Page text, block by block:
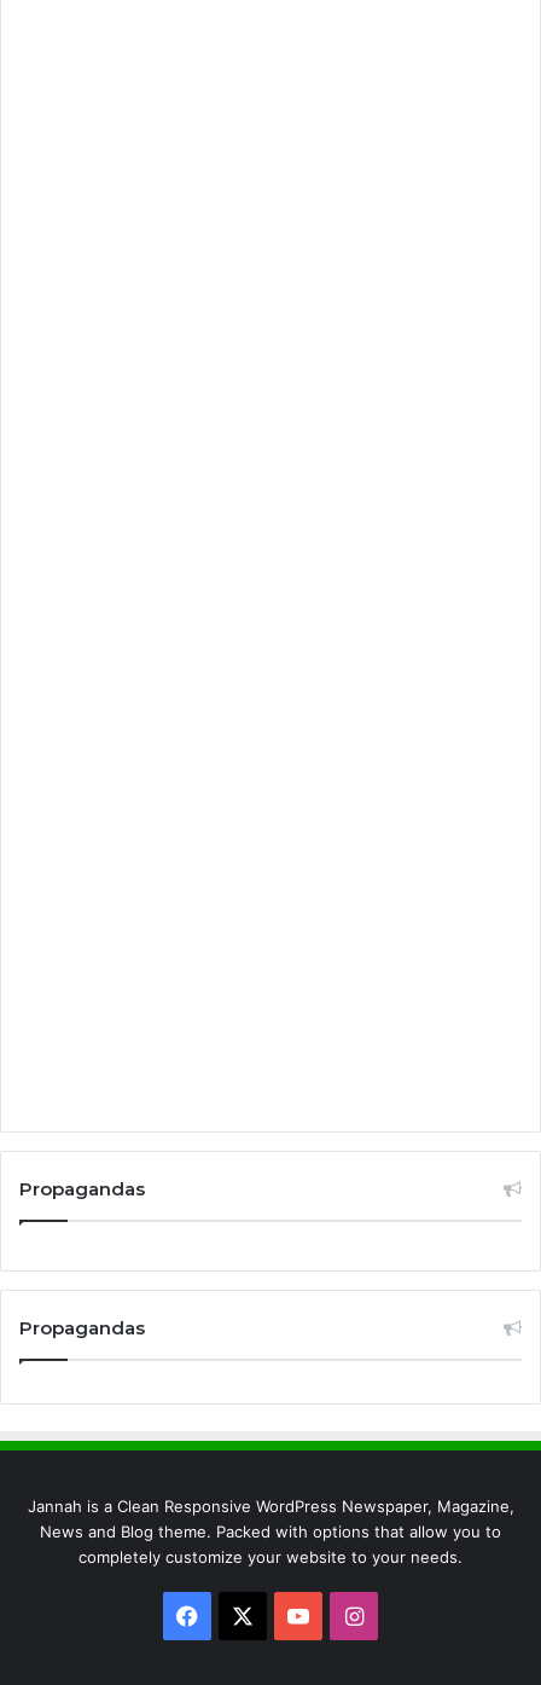
Propagandas
Propagandas
Jannah is a Clean Responsive WordPress Newspaper, Magazine,
News and Blog theme. Packed with options that allow you to
completely customize your website to your needs.
Facebook YouTubeInstagram